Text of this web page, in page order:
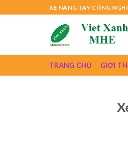
to
XE NÂNG TAY CÔNG
TRANG CHỦ GIỚI